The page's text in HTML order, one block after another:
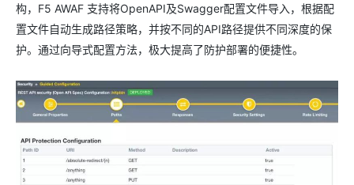
构，F5 AWAF 支持将OpenAPI及Swagger配置文件导入，根据配
置文件自动生成路径策略，并按不同的API路径提供不同深度的保
护。通过向导式配置方法，极大提高了防护部署的便捷性。